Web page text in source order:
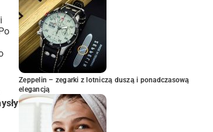
Zeppelin – zegarki z lotniczą duszą i ponadczasową
elegancją